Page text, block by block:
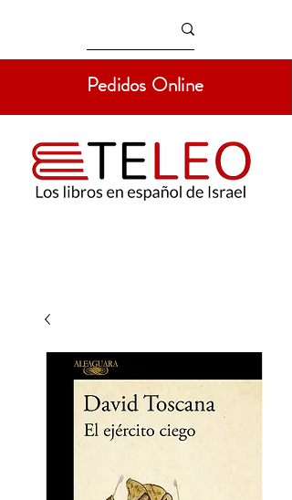
Pedidos Online